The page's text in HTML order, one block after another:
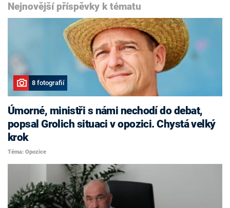
Nejnovější příspěvky k tématu
8 fotografií
Úmorné, ministři s námi nechodí do debat,
popsal Grolich situaci v opozici. Chystá velký
krok
Téma: Opozice